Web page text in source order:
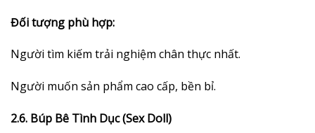
Đối tượng phù hợp:
Người tìm kiếm trải nghiệm chân thực nhất.
Người muốn sản phẩm cao cấp, bền bỉ.
2.6. Búp Bê Tình Dục (Sex Doll)